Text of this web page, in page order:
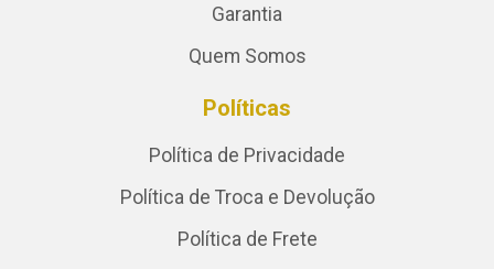
Garantia
Quem Somos
Políticas
Política de Privacidade
Política de Troca e Devolução
Política de Frete